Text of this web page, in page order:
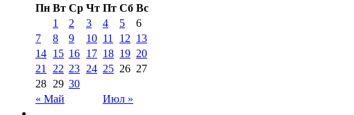
Пн Вт Ср Чт Пт Сб Вс
« Май Июл »
1 2 3 4 5
6
7
8 9 10 11 12 13
14 15 16 17 18 19 20
21
22 23 24 25 26 27
28 29 30